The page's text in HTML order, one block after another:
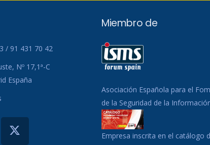
/ 91 431 70 42
Nº 17,1ª-C
España
Miembro de
Asociación Española para el
de la Seguridad de la
Empresa inscrita en el catálogo